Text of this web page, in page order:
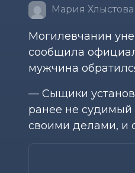
Мария Хлыстова
Могилевчанин
сообщила
мужчина
— Сыщики
ранее не судимый
своими делами, и